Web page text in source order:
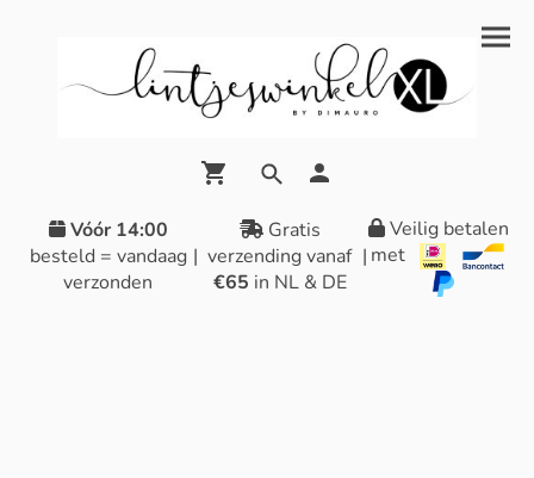
Vóór 14:00
besteld = vandaag
verzonden
|
Gratis
verzending vanaf
€65 in NL & DE
|
Veilig betalen
met